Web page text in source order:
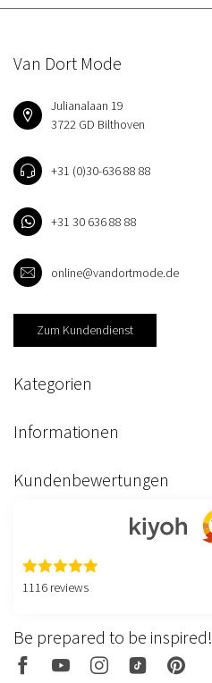
Van Dort Mode
Julianalaan 19
3722 GD Bilthoven
+31 (0)30-636 88 88
+31 30 636 88 88
online@vandortmode.de
Zum Kundendienst
Kategorien
Informationen
Kundenbewertungen
1116 reviews
Be prepared to be inspired!